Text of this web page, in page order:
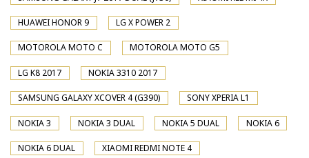
HUAWEI HONOR 9 LG X POWER 2
MOTOROLA MOTO C MOTOROLA MOTO G5
LG K8 2017 NOKIA 3310 2017
SAMSUNG GALAXY XCOVER 4 (G390) SONY XPERIA L1
NOKIA 3 NOKIA 3 DUAL NOKIA 5 DUAL NOKIA 6
NOKIA 6 DUAL XIAOMI REDMI NOTE 4